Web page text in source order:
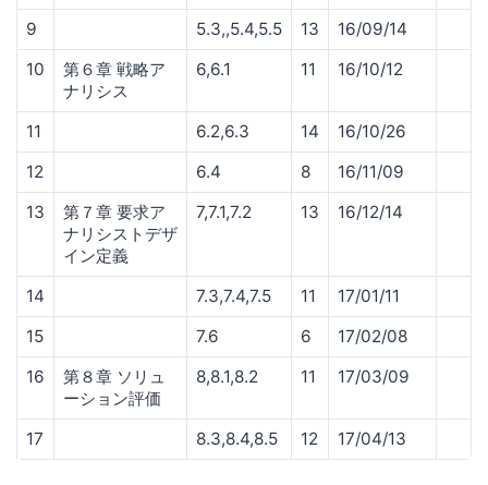
9 5.3,,5.4,5.5 13
16/09/14
10
第６章 戦略ア
ナリシス
6,6.1 11 16/10/12
11 6.2,6.3 14
16/10/26
12
6.4 8
16/11/09
13
第７章 要求ア
ナリシストデザ
イン定義
7,7.1,7.2 13 16/12/14
14 7.3,7.4,7.5 11
17/01/11
15
7.6 6
17/02/08
16
第８章 ソリュ
ーション評価
8,8.1,8.2 11 17/03/09
17 8.3,8.4,8.5 12 17/04/13